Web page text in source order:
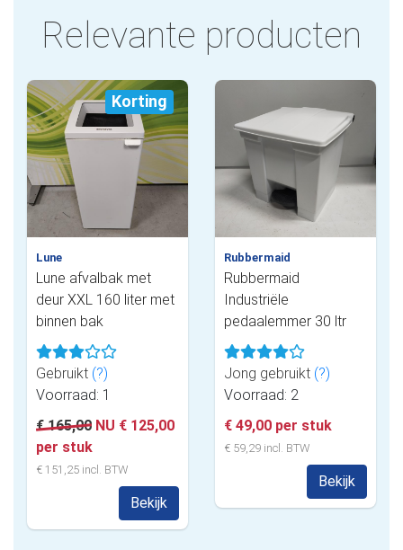
Relevante producten
Korting
Lune
Lune afvalbak met
deur XXL 160 liter met
binnen bak
Gebruikt (?)
Voorraad: 1
€ 165,00 NU € 125,00
per stuk
€ 151,25 incl. BTW
Bekijk
Rubbermaid
Rubbermaid
Industriële
pedaalemmer 30 ltr
Jong gebruikt (?)
Voorraad: 2
€ 49,00 per stuk
€ 59,29 incl. BTW
Bekijk